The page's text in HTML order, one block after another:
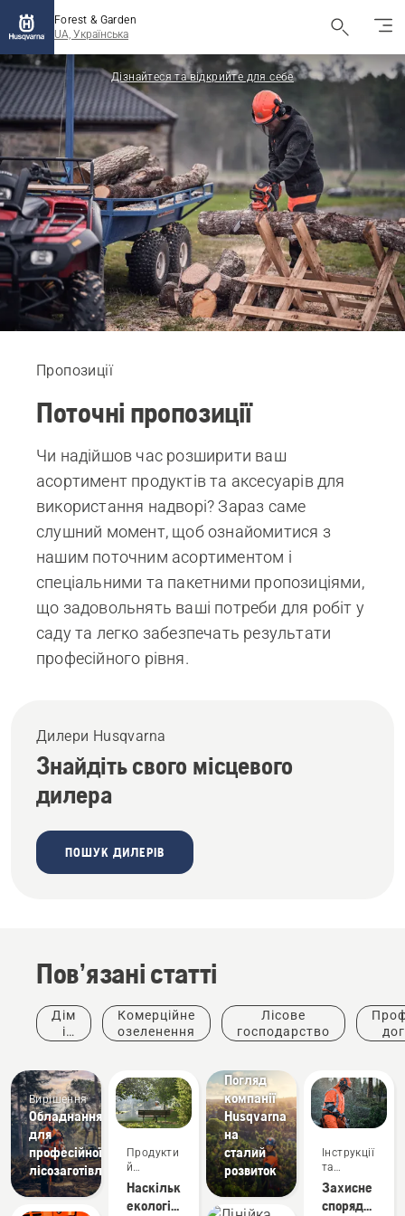
Forest & Garden
UA, Українська
Дізнайтеся та відкрийте для себе
Пропозиції
Поточні пропозиції
Чи надійшов час розширити ваш
асортимент продуктів та аксесуарів для
використання надворі? Зараз саме
слушний момент, щоб ознайомитися з
нашим поточним асортиментом і
спеціальними та пакетними пропозиціями,
що задовольнять ваші потреби для робіт у
саду та легко забезпечать результати
професійного рівня.
Дилери Husqvarna
Знайдіть свого місцевого
дилера
ПОШУК ДИЛЕРІВ
Пов’язані статті
Дім
і
Комерційне
озеленення
Лісове
господарство
Вирішення
Обладнання
для
професійної
лісозаготівлі
Продукти
й
інновації
Наскільки
екологічні
Погляд
компанії
Husqvarna
на
сталий
розвиток
Інструкції
та
керівництва
Захисне
спорядження